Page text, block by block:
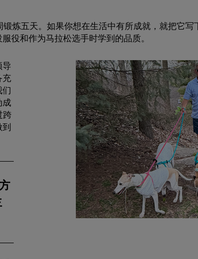
炼五天。如果你想在生活中有所成就，就把它写
役和作为马拉松选手时学到的品质。
导
充
成
跨